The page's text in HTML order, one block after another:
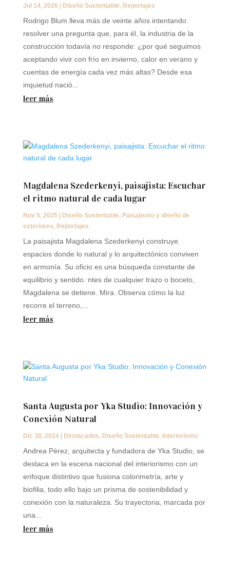
Jul 14, 2026 Diseño Sustentable, Reportajes
Rodrigo Blum lleva más de veinte años intentando
resolver una pregunta que, para él, la industria de la
construcción todavía no responde: ¿por qué seguimos
aceptando vivir con frío en invierno, calor en verano y
cuentas de energía cada vez más altas? Desde esa
inquietud nació...
leer más
Magdalena Szederkenyi, paisajista: Escuchar
el ritmo natural de cada lugar
Nov 5, 2025| Diseño Sustentable, Paisajismo y diseño de
exteriores, Reportajes
La paisajista Magdalena Szederkenyi construye
espacios donde lo natural y lo arquitectónico conviven
en armonía. Su oficio es una búsqueda constante de
equilibrio y sentido. ntes de cualquier trazo o boceto,
Magdalena se detiene. Mira. Observa cómo la luz
recorre el terreno,...
leer más
Santa Augusta por Yka Studio: Innovación y
Conexión Natural
Dic 30, 2024| Destacados, Diseño Sustentable, Interiorismo
Andrea Pérez, arquitecta y fundadora de Yka Studio, se
destaca en la escena nacional del interiorismo con un
enfoque distintivo que fusiona colorimetría, arte y
biofilia, todo ello bajo un prisma de sostenibilidad y
conexión con la naturaleza. Su trayectoria, marcada por
una...
leer más